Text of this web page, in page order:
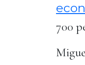
700